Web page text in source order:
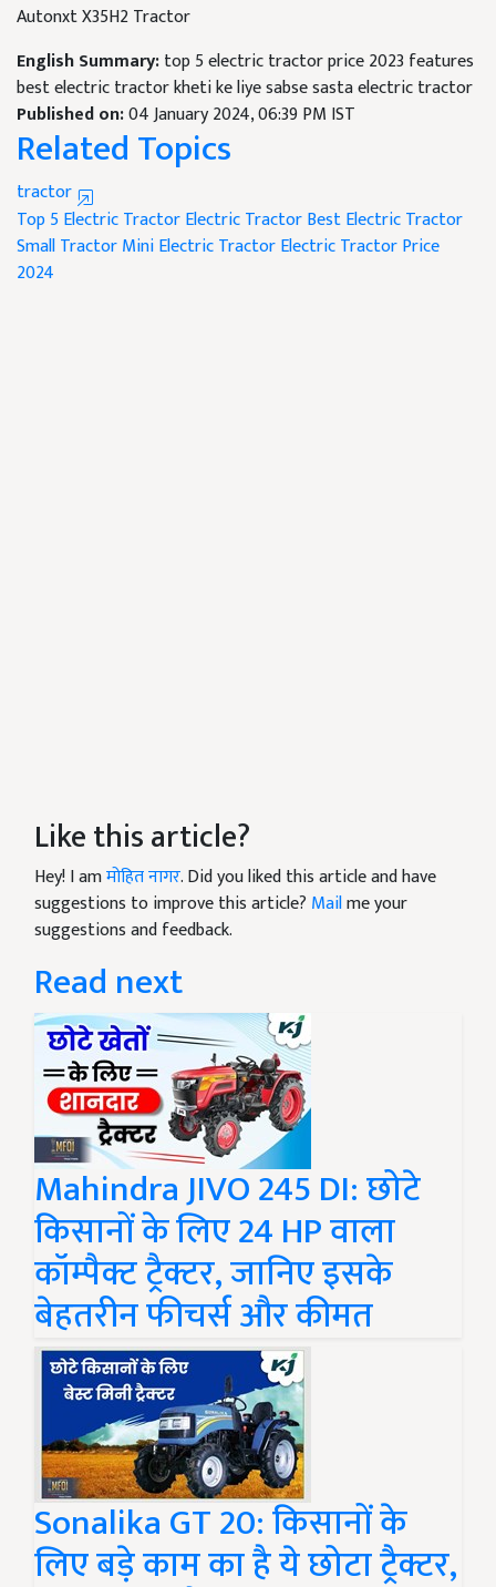
Autonxt X35H2 Tractor
English Summary:top 5 electric tractor price 2023 features
best electric tractor kheti ke liye sabse sasta electric tractor
Published on:04 January 2024, 06:39 PM IST
Related Topics
tractor
Top 5 Electric TractorElectric TractorBest Electric Tractor
Small TractorMini Electric TractorElectric Tractor Price
2024
Like this article?
Hey! I amमोहित नागर. Did you liked this article and have
suggestions to improve this article? Mailme your
suggestions and feedback.
Read next
Mahindra JIVO 245 DI: छोटे
किसानों के लिए 24 HP वाला
कॉम्पैक्ट ट्रैक्टर, जानिए इसके
बेहतरीन फीचर्स और कीमत
Sonalika GT 20: किसानों के
लिए बड़े काम का है ये छोटा ट्रैक्टर,